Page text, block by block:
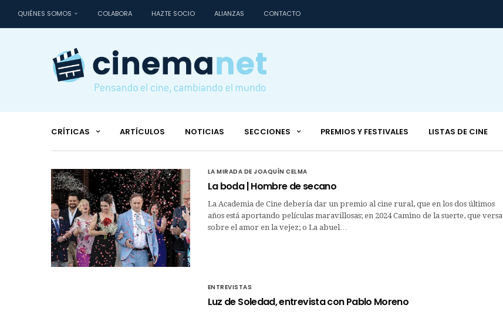
QUIÉNES SOMOS COLABORA HAZTE SOCIO ALIANZAS CONTACTO
CRÍTICAS ARTÍCULOS NOTICIAS SECCIONES PREMIOS Y FESTIVALES LISTAS DE CINE
LA MIRADA DE JOAQUÍN CELMA
La boda | Hombre de secano
La Academia de Cine debería dar un premio al cine rural, que en los dos últimos
años está aportando películas maravillosas; en 2024 Camino de la suerte, que versa
sobre el amor en la vejez; o La abuel…
ENTREVISTAS
Luz de Soledad, entrevista con Pablo Moreno